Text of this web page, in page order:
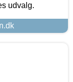
udvalg.